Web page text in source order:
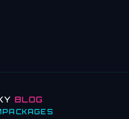
BLOG
PACKAGES